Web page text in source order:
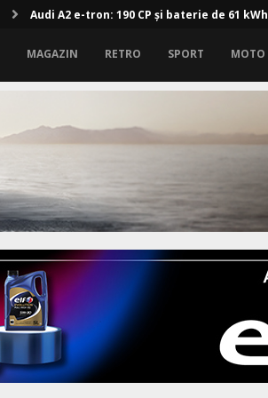
Audi A2 e-tron: 190 CP și baterie de 61 kWh
MAGAZIN RETRO SPORT MOTO